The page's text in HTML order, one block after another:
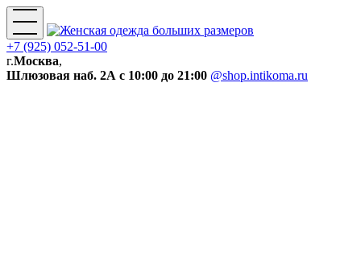
+7 (925) 052-51-00
г.Москва,
Шлюзовая наб. 2А с 10:00 до 21:00 @shop.intikoma.ru